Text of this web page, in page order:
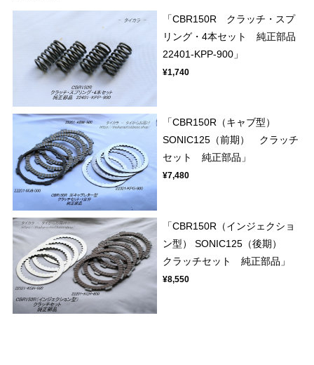
「CBR150R クラッチ・スプ
リング・4本セット 純正部品
22401-KPP-900」
¥1,740
「CBR150R（キャブ型）
SONIC125（前期） クラッチ
セット 純正部品」
¥7,480
「CBR150R（インジェクショ
ン型） SONIC125（後期）
クラッチセット 純正部品」
¥8,550